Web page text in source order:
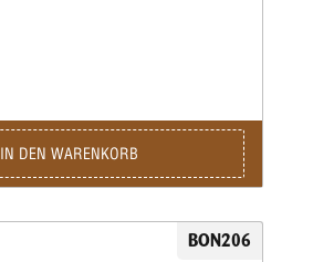
IN DEN WARENKORB
BON206